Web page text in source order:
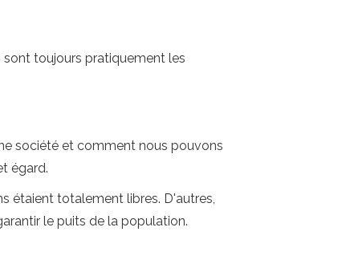
sont toujours pratiquement les
société et comment nous pouvons
égard.
étaient totalement libres. D'autres,
le puits de la population.